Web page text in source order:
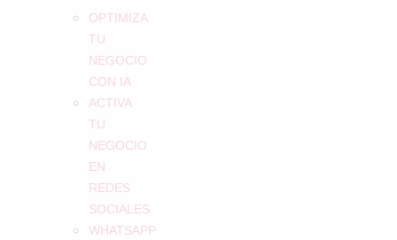
OPTIMIZA
TU
NEGOCIO
CON IA
ACTIVA
TU
NEGOCIO
EN
REDES
SOCIALES
WHATSAPP